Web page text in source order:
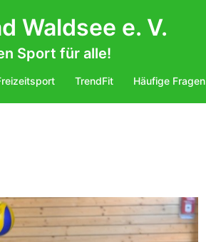
Waldsee e. V.
Sport für alle!
TrendFit Häufige Fragen